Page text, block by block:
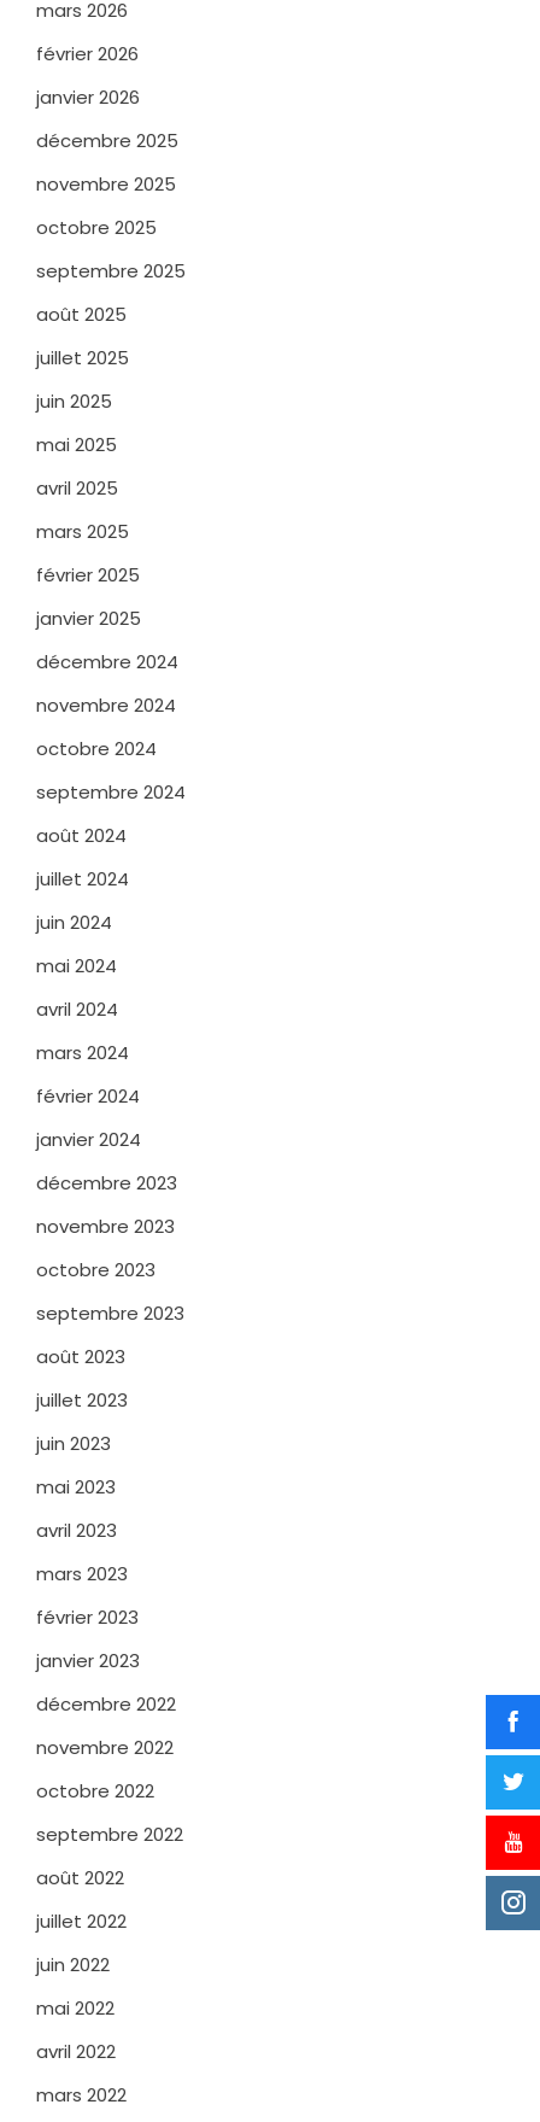
mars 2026
février 2026
janvier 2026
décembre 2025
novembre 2025
octobre 2025
septembre 2025
août 2025
juillet 2025
juin 2025
mai 2025
avril 2025
mars 2025
février 2025
janvier 2025
décembre 2024
novembre 2024
octobre 2024
septembre 2024
août 2024
juillet 2024
juin 2024
mai 2024
avril 2024
mars 2024
février 2024
janvier 2024
décembre 2023
novembre 2023
octobre 2023
septembre 2023
août 2023
juillet 2023
juin 2023
mai 2023
avril 2023
mars 2023
février 2023
janvier 2023
décembre 2022
novembre 2022
octobre 2022
septembre 2022
août 2022
juillet 2022
juin 2022
mai 2022
avril 2022
mars 2022